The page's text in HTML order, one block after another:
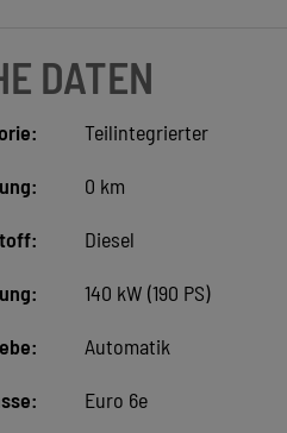
DATEN
Teilintegrierter
0 km
Diesel
140 kW (190 PS)
Automatik
Euro 6e